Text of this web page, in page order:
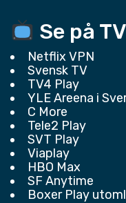
Se på
Netflix VPN
Svensk TV
TV4 Play
YLE Areena i
C More
Tele2 Play
SVT Play
Viaplay
HBO Max
SF Anytime
Boxer Play